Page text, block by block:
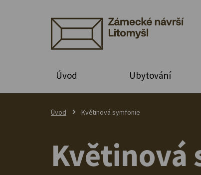
Úvod Ubytování
Úvod Květinová symfonie
Květinová